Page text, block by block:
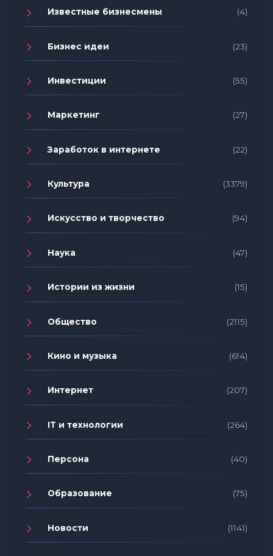
Известные бизнесмены (4)
Бизнес идеи (23)
Инвестиции (55)
Маркетинг (27)
Заработок в интернете (22)
Культура (3379)
Искусство и творчество (94)
Наука (47)
Истории из жизни (15)
Общество (2115)
Кино и музыка (614)
Интернет (207)
IT и технологии (264)
Персона (40)
Образование (75)
Новости (1141)